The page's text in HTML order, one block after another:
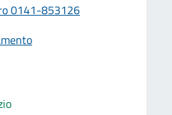
0141-853126